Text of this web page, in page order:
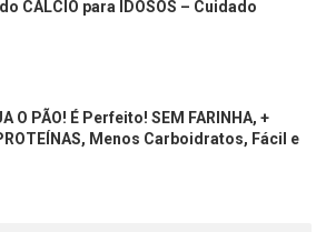
do CÁLCIO para IDOSOS – Cuidado
O PÃO! É Perfeito! SEM FARINHA, +
Menos Carboidratos, Fácil e